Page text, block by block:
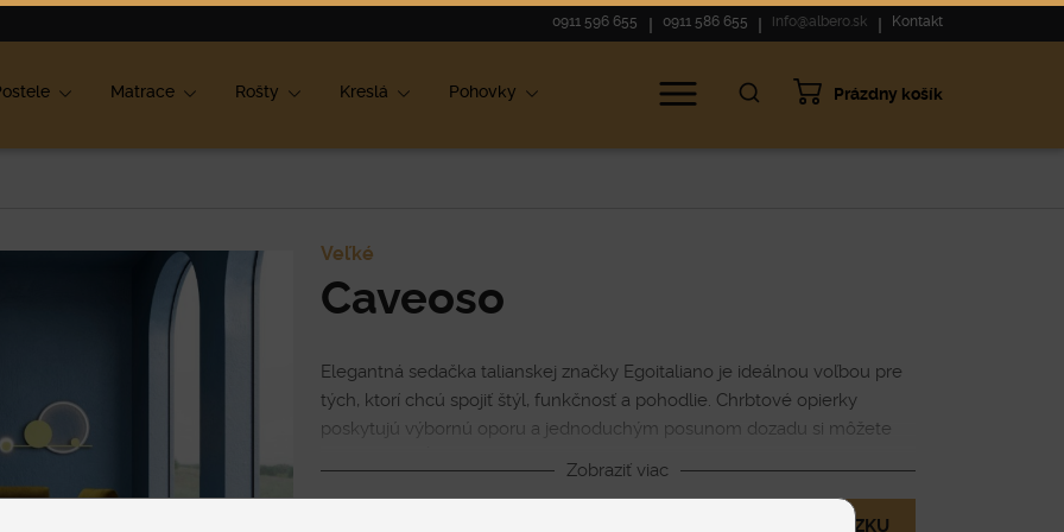
0911 596 655 0911 586 655 info@albero.sk Kontakt
Prázdny košík
Matrace Rošty Kreslá Pohovky
Veľké
Caveoso
Elegantná sedačka talianskej značky Egoitaliano je ideálnou voľbou pre
tých, ktorí chcú spojiť štýl, funkčnosť a pohodlie. Chrbtové opierky
poskytujú výbornú oporu a jednoduchým posunom dozadu si môžete
Zobraziť viac
MÁM OTÁZKU